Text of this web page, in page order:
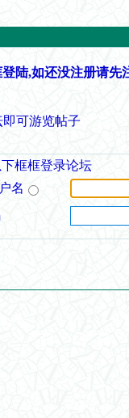
陆,如还没注册请先
可游览帖子
框框登录论坛
名